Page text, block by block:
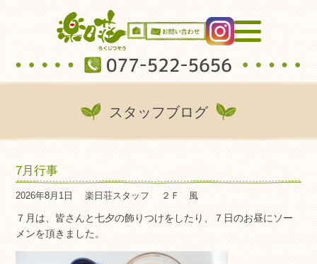
スタッフブログ
7月行事
2026年8月1日 楽日荘スタッフ ２Ｆ 風
７月は、皆さんと七夕の飾りつけをしたり、７日のお昼にソー
メンを頂きました。